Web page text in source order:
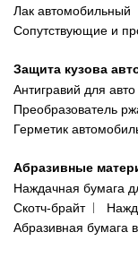
Лак автомобильный
Сопутствующие и
Защита кузова
Антигравий для авто
Преобразователь
Герметик
Абразивные
Наждачная бумага
Скотч-брайт
Абразивная бумага